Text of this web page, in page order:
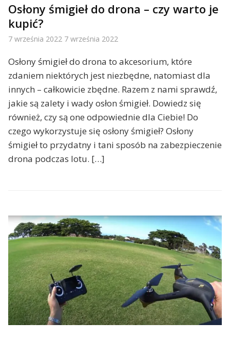
Osłony śmigieł do drona – czy warto je
kupić?
7 września 2022 7 września 2022
Osłony śmigieł do drona to akcesorium, które
zdaniem niektórych jest niezbędne, natomiast dla
innych – całkowicie zbędne. Razem z nami sprawdź,
jakie są zalety i wady osłon śmigieł. Dowiedz się
również, czy są one odpowiednie dla Ciebie! Do
czego wykorzystuje się osłony śmigieł? Osłony
śmigieł to przydatny i tani sposób na zabezpieczenie
drona podczas lotu. […]